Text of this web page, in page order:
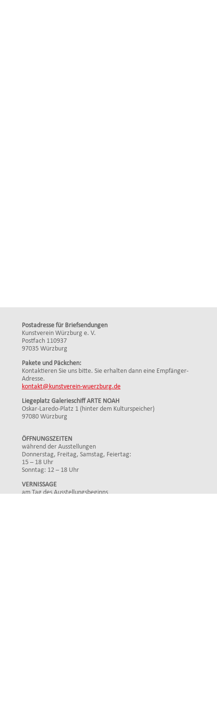
Postadresse für Briefsendungen
Kunstverein Würzburg e. V.
Postfach 110937
97035 Würzburg
Pakete und Päckchen:
Kontaktieren Sie uns bitte. Sie erhalten dann eine Empfänger-
Adresse.
kontakt@kunstverein-wuerzburg.de
Liegeplatz Galerieschiff ARTE NOAH
Oskar-Laredo-Platz 1 (hinter dem Kulturspeicher)
97080 Würzburg
ÖFFNUNGSZEITEN
während der Ausstellungen
Donnerstag, Freitag, Samstag, Feiertag:
15 – 18 Uhr
Sonntag: 12 – 18 Uhr
VERNISSAGE
am Tag des Ausstellungsbeginns